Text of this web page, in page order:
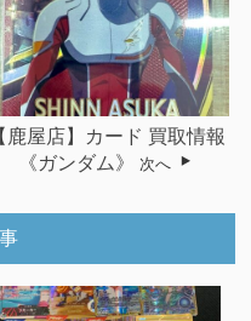
鹿屋店】カード 買取情報
《ガンダム》
次へ